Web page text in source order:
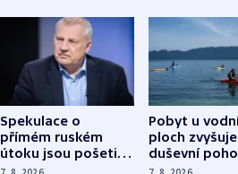
Spekulace o
přímém ruském
útoku jsou pošetilé,
míní estonský
Pobyt u
ploch zvyšuje
duševní
ukázala